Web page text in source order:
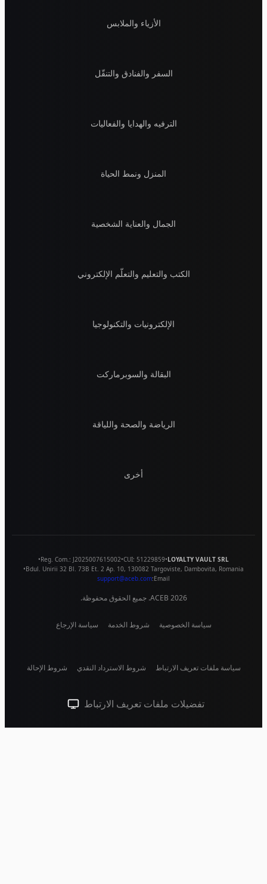
الأزياء والملابس
السفر والفنادق والتنقّل
الترفيه والهدايا والفعاليات
المنزل ونمط الحياة
الجمال والعناية الشخصية
الكتب والتعليم والتعلّم الإلكتروني
الإلكترونيات والتكنولوجيا
البقالة والسوبرماركت
الرياضة والصحة واللياقة
أخرى
LOYALTY VAULT SRL
•
CUI:51229859
•
Reg. Com.:J2025007615002
Bdul. Unirii 32 Bl. 73B Et. 2 Ap. 10,130082 Targoviste,Dambovita,Romania
•
Email:
support@aceb.com
2026ACEB. جميع الحقوق محفوظة.
سياسة الخصوصية شروط الخدمة سياسة الإرجاع
سياسة ملفات تعريف الارتباط شروط الاسترداد النقدي شروط الإحالة
تفضيلات ملفات تعريف الارتباط سمة النظام (انقر للفاتحة)